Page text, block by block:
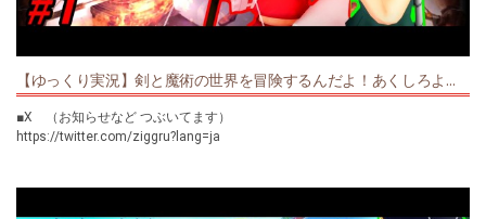
【ジグルの息抜き】
【Arizona Sunshine】
https://www.youtube.com/playlist?
list=PL9WHkLDDeCHmYboex7Jb2a4FvJSoW4WU2
https://www.youtube.com/playlist?list=PL9WHkLDDeCHlXopi-
【Friday the 13th The Game】
https://www.youtube.com/playlist?
【I Expect You to Die】
mkLOPSorJxI
【ゆっくり実況】剣と魔術の世界を冒険するんだよ！あくしろよ！ # 1 【Blade & Sorcery】
■X （お知らせなど つぶいてます）
https://twitter.com/ziggru?lang=ja